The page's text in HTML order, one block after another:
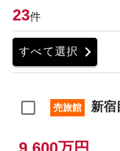
23件
すべて選択 chevron_right
売旅館 新宿